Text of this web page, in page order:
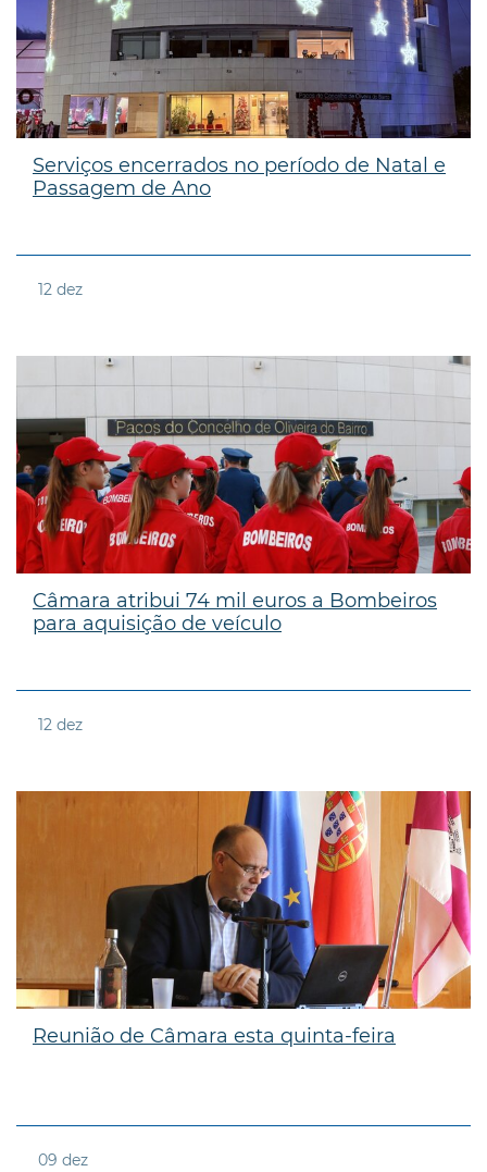
Serviços encerrados no período de Natal e
Passagem de Ano
12 dez
Câmara atribui 74 mil euros a Bombeiros
para aquisição de veículo
12 dez
Reunião de Câmara esta quinta-feira
09 dez